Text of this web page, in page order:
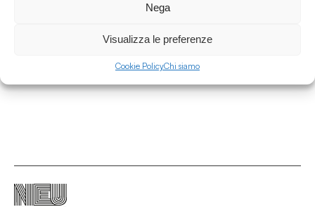
Nega
Visualizza le preferenze
Cookie PolicyChi siamo